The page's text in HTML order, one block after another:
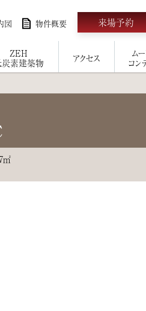
図 物件概要 来場予約
ZEH
素建築物
アクセス
ム
コン
㎡